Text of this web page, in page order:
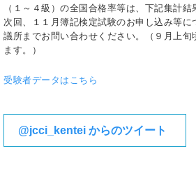
（１～４級）の全国合格率等は、下記集計結
次回、１１月簿記検定試験のお申し込み等に
議所までお問い合わせください。（９月上旬
ます。）
受験者データはこちら
@jcci_kentei からのツイート